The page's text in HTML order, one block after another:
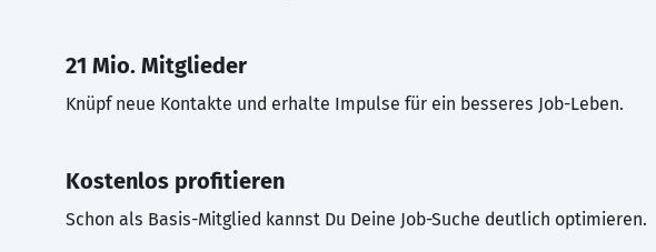
21 Mio. Mitglieder
Knüpf neue Kontakte und erhalte Impulse für ein besseres Job-Leben.
Kostenlos profitieren
Schon als Basis-Mitglied kannst Du Deine Job-Suche deutlich optimieren.